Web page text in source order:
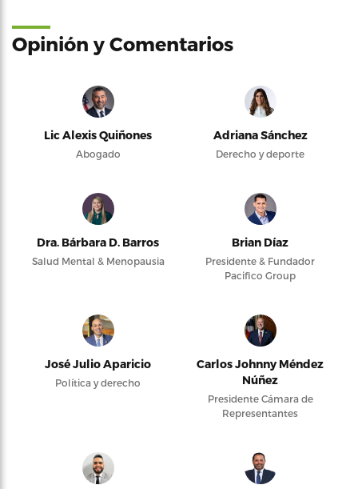
Opinión y Comentarios
Lic Alexis Quiñones
Abogado
Adriana Sánchez
Derecho y deporte
Dra. Bárbara D. Barros
Salud Mental & Menopausia
Brian Díaz
Presidente & Fundador
Pacifico Group
José Julio Aparicio
Política y derecho
Carlos Johnny Méndez
Núñez
Presidente Cámara de
Representantes